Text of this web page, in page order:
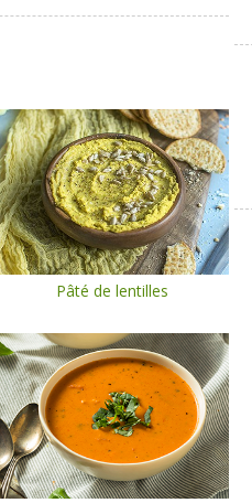
Pâté de lentilles